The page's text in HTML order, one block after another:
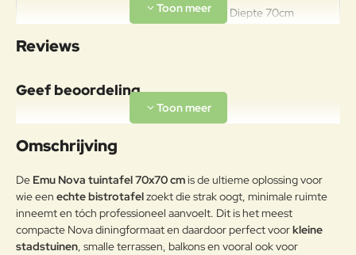
Specificaties
Breedte 70cm Diepte 70cm
Hoogte 74cm Gewicht 12kg
Materiaal
gepoedercoat staal: legering van
anticorrosieproces emu-coat aan
weersomstandigheden te
weerstaan.
Onderhoudsadvies
Reviews
Geef beoordeling
Uw naam:
g:
Omschrijving
De Emu Nova tuintafel 70x70 cmis de ultieme oplossing voor
wie een echte bistrotafelzoekt die strak oogt, minimale ruimte
inneemt en tóch professioneel aanvoelt. Dit is het meest
compacte Nova diningformaat en daardoor perfect voorkleine
stadstuinen, smalle terrassen, balkons en vooral ook voor